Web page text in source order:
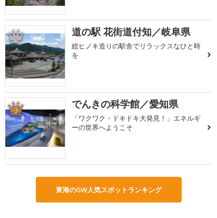
2 道の駅 花街道付知／岐阜県
総ヒノキ造りの駅舎でリラックスなひと時
を
3 でんきの科学館／愛知県
「ワクワク・ドキドキ大発見！」エネルギ
ーの世界へようこそ
東海のGW人気スポットランキング